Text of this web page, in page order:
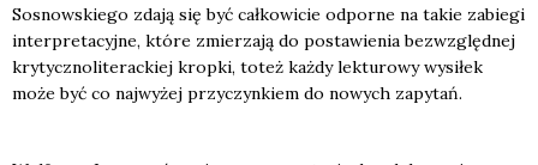
Sosnow­skie­go zda­ją się być cał­ko­wi­cie odpor­ne na takie zabie­gi
inter­pre­ta­cyj­ne, któ­re zmie­rza­ją do posta­wie­nia bez­względ­nej
kry­tycz­no­li­te­rac­kiej krop­ki, toteż każ­dy lek­tu­ro­wy wysi­łek
może być co naj­wy­żej przy­czyn­kiem do nowych zapy­tań.